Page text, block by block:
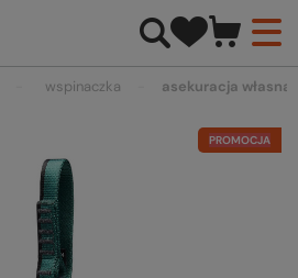
wspinaczka asekuracja własna
PROMOCJA